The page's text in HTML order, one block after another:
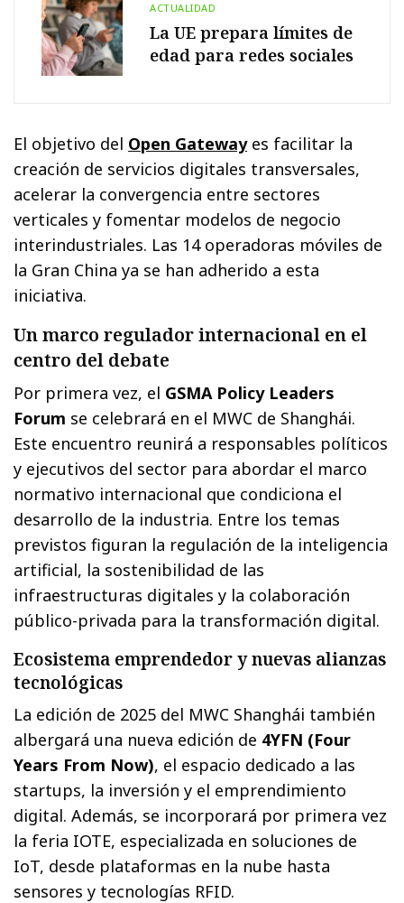
ACTUALIDAD
La UE prepara límites de
edad para redes sociales
El objetivo del Open Gatewayes facilitar la
creación de servicios digitales transversales,
acelerar la convergencia entre sectores
verticales y fomentar modelos de negocio
interindustriales. Las 14 operadoras móviles de
la Gran China ya se han adherido a esta
iniciativa.
Un marco regulador internacional en el
centro del debate
Por primera vez, el GSMA Policy Leaders
Forum se celebrará en el MWC de Shanghái.
Este encuentro reunirá a responsables políticos
y ejecutivos del sector para abordar el marco
normativo internacional que condiciona el
desarrollo de la industria. Entre los temas
previstos figuran la regulación de la inteligencia
artificial, la sostenibilidad de las
infraestructuras digitales y la colaboración
público-privada para la transformación digital.
Ecosistema emprendedor y nuevas alianzas
tecnológicas
La edición de 2025 del MWC Shanghái también
albergará una nueva edición de 4YFN (Four
Years From Now), el espacio dedicado a las
startups, la inversión y el emprendimiento
digital. Además, se incorporará por primera vez
la feria IOTE, especializada en soluciones de
IoT, desde plataformas en la nube hasta
sensores y tecnologías RFID.